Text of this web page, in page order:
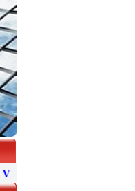
KHÁCH -